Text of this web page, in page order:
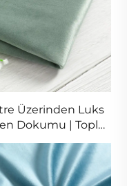
Üzerinden Luks
Dokumu | Toplu
ve Perakende